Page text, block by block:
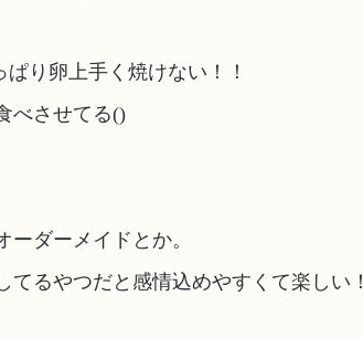
り卵上手く焼けない！！
べさせてる()
ーダーメイドとか。
てるやつだと感情込めやすくて楽しい！